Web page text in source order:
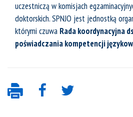
uczestniczą w komisjach
doktorskich. SPNJO jest jednostką
którymi czuwa Rada koordynacyjna
poświadczania kompetencji